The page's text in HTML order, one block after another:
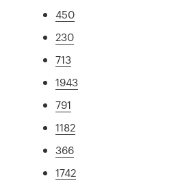
450
230
713
1943
791
1182
366
1742